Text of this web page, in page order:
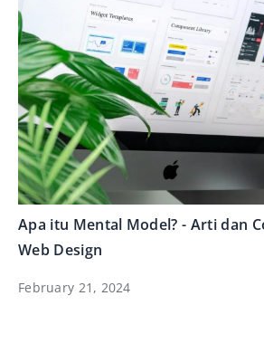
Apa itu Mental Model? - Arti dan
Web Design
February 21, 2024